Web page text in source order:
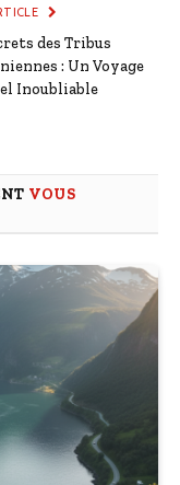
des Tribus
: Un Voyage
Inoubliable
VOUS